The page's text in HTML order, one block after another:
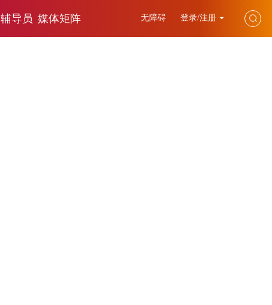
辅导员 媒体矩阵 无障碍 登录/注册